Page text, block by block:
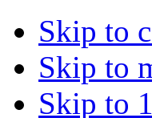
Skip to
Skip to
Skip to